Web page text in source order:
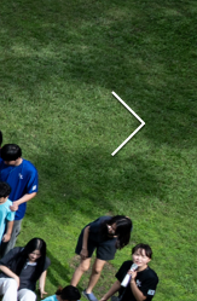
학교 브로셔
학교 홍보채널